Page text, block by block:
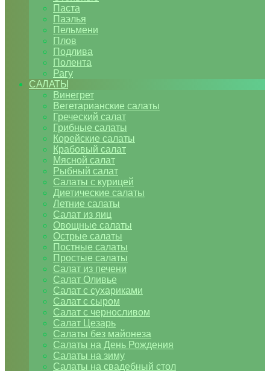
Паста
Паэлья
Пельмени
Плов
Подлива
Полента
Рагу
САЛАТЫ
Винегрет
Вегетарианские салаты
Греческий салат
Грибные салаты
Корейские салаты
Крабовый салат
Мясной салат
Рыбный салат
Салаты с курицей
Диетические салаты
Летние салаты
Салат из яиц
Овощные салаты
Острые салаты
Постные салаты
Простые салаты
Салат из печени
Салат Оливье
Салат с сухариками
Салат с сыром
Салат с черносливом
Салат Цезарь
Салаты без майонеза
Салаты на День Рождения
Салаты на зиму
Салаты на свадебный стол